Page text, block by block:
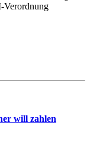
Verordnung
will zahlen